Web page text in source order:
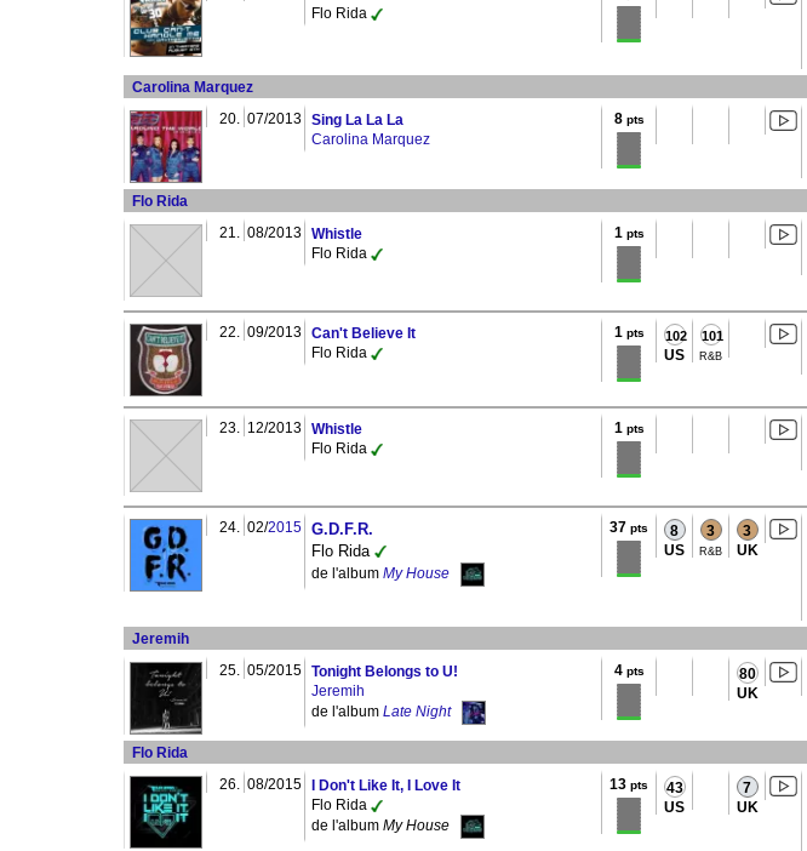
Flo Rida
Carolina Marquez
20.
07/2013 Sing La La La
Carolina Marquez
8pts
Flo Rida
21.
08/2013 Whistle
Flo Rida
1 pts
22. 09/2013 Can't Believe It
Flo Rida
1 pts
102
US
101
R&B
23. 12/2013 Whistle
Flo Rida
1 pts
24. 02/2015 G.D.F.R.
Flo Rida
de l'album My House
37 pts 8
US
3
R&B
3
UK
Jeremih
25.
05/2015 Tonight Belongs to U!
Jeremih
de l'album Late Night
4pts 80
UK
Flo Rida
26.
08/2015 I Don't Like It, I Love It
Flo Rida
de l'album My House
13 pts 43
US
7
UK